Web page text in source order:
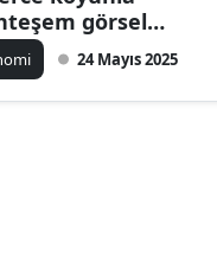
görsel
24 Mayıs 2025